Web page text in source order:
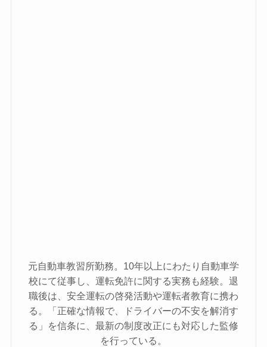
元自動車教習所勤務。10年以上にわたり自動車学
校にて従事し、運転免許に関する実務も経験。退
職後は、安全運転の啓発活動や運転者教育に携わ
る。「正確な情報で、ドライバーの不安を解消す
る」を信条に、最新の制度改正にも対応した監修
を行っている。